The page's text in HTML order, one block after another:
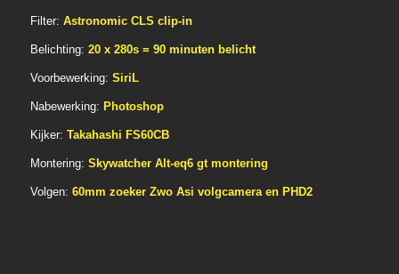
Filter: Astronomic CLS clip-in
Belichting: 20 x 280s = 90 minuten belicht
Voorbewerking: SiriL
Nabewerking: Photoshop
Kijker: Takahashi FS60CB
Montering: Skywatcher Alt-eq6 gt montering
Volgen: 60mm zoeker Zwo Asi volgcamera en PHD2